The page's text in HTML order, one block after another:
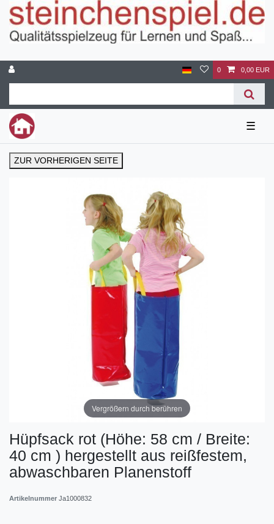
0 0,00 EUR
☰
ZUR VORHERIGEN SEITE
Vergrößern durch berühren
Hüpfsack rot (Höhe: 58 cm / Breite:
40 cm ) hergestellt aus reißfestem,
abwaschbaren Planenstoff
Artikelnummer Ja1000832